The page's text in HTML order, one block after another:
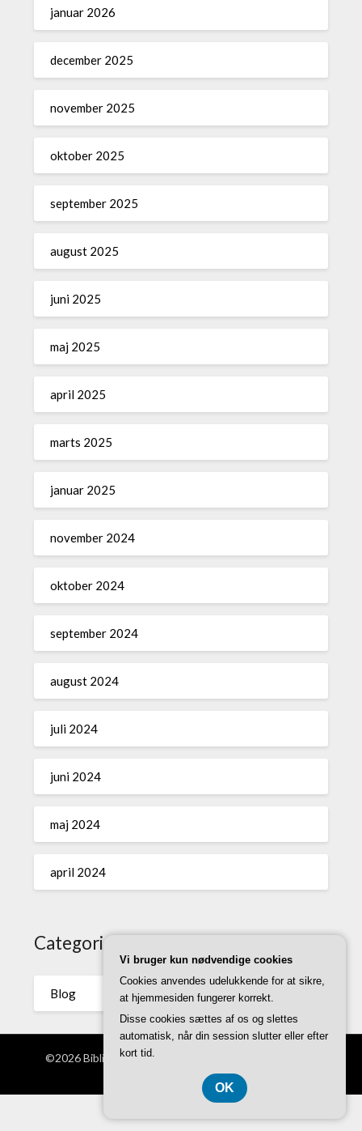
januar 2026
december 2025
november 2025
oktober 2025
september 2025
august 2025
juni 2025
maj 2025
april 2025
marts 2025
januar 2025
november 2024
oktober 2024
september 2024
august 2024
juli 2024
juni 2024
maj 2024
april 2024
Categories
Blog
©2026 Bibliomanen.dk
WordPress Themes
CVR DK 37407739
Vi bruger kun nødvendige cookies
Cookies anvendes udelukkende for at sikre,
at hjemmesiden fungerer korrekt.
Disse cookies sættes af os og slettes
automatisk, når din session slutter eller efter
kort tid.
OK